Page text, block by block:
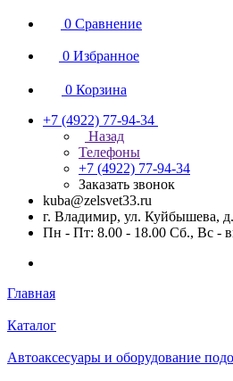
0 Сравнение
0 Избранное
0 Корзина
+7 (4922) 77-94-34
Назад
Телефоны
+7 (4922) 77-94-34
Заказать звонок
kuba@zelsvet33.ru
г. Владимир, ул. Куйбышева,
Пн - Пт: 8.00 - 18.00 Сб., Вс -
Главная
Каталог
Автоаксесуары и оборудование